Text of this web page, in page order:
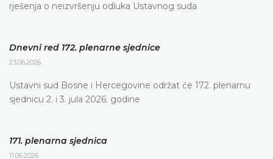
rješenja o neizvršenju odluka Ustavnog suda
Dnevni red 172. plenarne sjednice
23.06.2026.
Ustavni sud Bosne i Hercegovine održat će 172. plenarnu
sjednicu 2. i 3. jula 2026. godine
171. plenarna sjednica
11.06.2026.